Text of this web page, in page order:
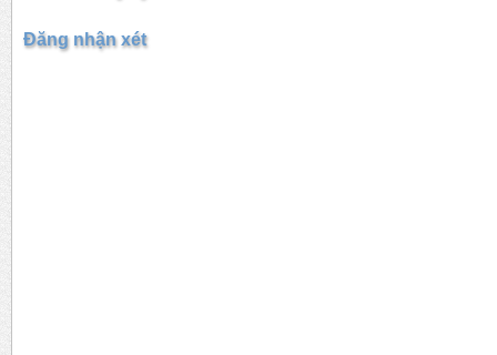
Đăng nhận xét